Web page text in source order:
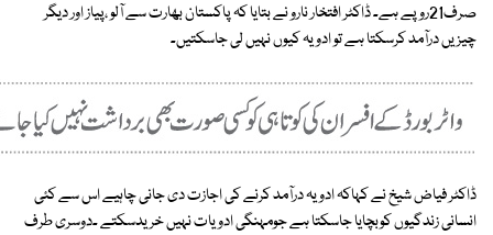
صرف21روپے ہے۔ ڈاکٹر افتخار نارو نے بتایا کہ پاکستان بھارت سے آلو ،پیاز اور دیگر
چیزیں درآمد کرسکتا ہے تو ادویہ کیوں نہیں لی جاسکتیں۔
ڈاکٹر فیاض شیخ نے کہاکہ ادویہ درآمد کرنے کی اجازت دی جانی چاہیے اس سے کئی
انسانی زندگیوں کوبچایا جاسکتا ہے جومہنگی ادویات نہیں خریدسکتے ۔دوسری طرف